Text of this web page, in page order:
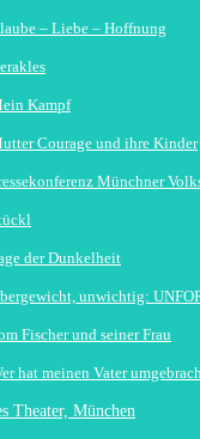
– Liebe – Hoffnung
Kampf
Courage und ihre Kinder
Münchner
der Dunkelheit
unwichtig:
Fischer und seiner Frau
hat meinen Vater
Theater, München